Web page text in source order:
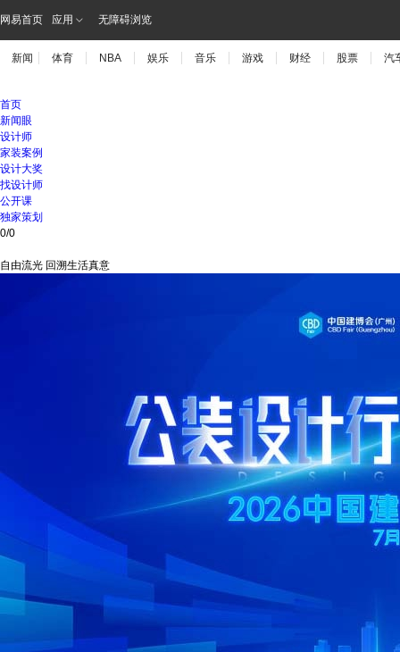
网易首页 应用 无障碍浏览
新闻 体育 NBA 娱乐 音乐 游戏 财经 股票 汽
首页
新闻眼
设计师
家装案例
设计大奖
找设计师
公开课
独家策划
0/0
自由流光 回溯生活真意